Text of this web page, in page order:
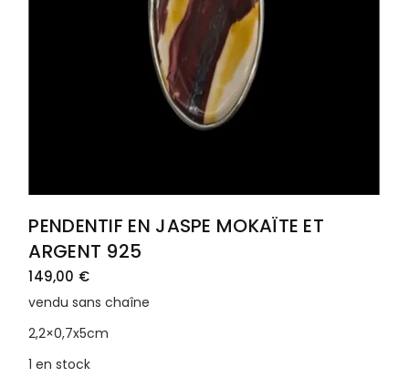
PENDENTIF EN JASPE MOKAÏTE ET
ARGENT 925
149,00 €
vendu sans chaîne
2,2×0,7x5cm
1 en stock